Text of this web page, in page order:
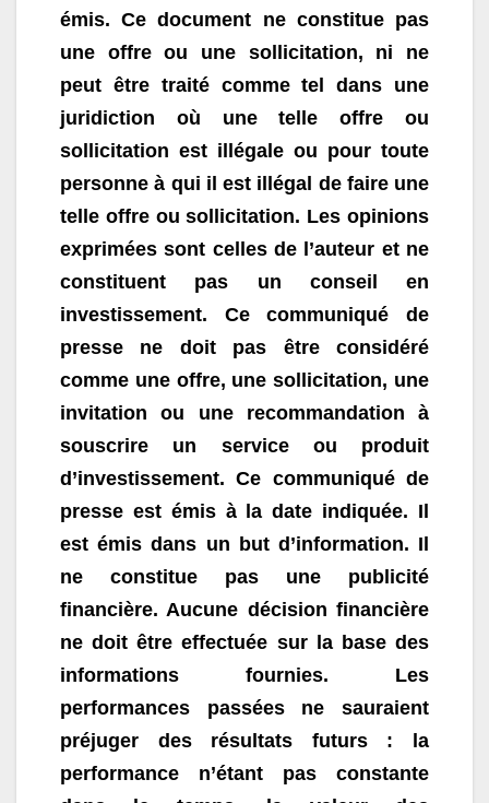
émis. Ce document ne constitue pas
une offre ou une sollicitation, ni ne
peut être traité comme tel dans une
juridiction où une telle offre ou
sollicitation est illégale ou pour toute
personne à qui il est illégal de faire une
telle offre ou sollicitation. Les opinions
exprimées sont celles de l’auteur et ne
constituent pas un conseil en
investissement. Ce communiqué de
presse ne doit pas être considéré
comme une offre, une sollicitation, une
invitation ou une recommandation à
souscrire un service ou produit
d’investissement. Ce communiqué de
presse est émis à la date indiquée. Il
est émis dans un but d’information. Il
ne constitue pas une publicité
financière. Aucune décision financière
ne doit être effectuée sur la base des
informations fournies. Les
performances passées ne sauraient
préjuger des résultats futurs : la
performance n’étant pas constante